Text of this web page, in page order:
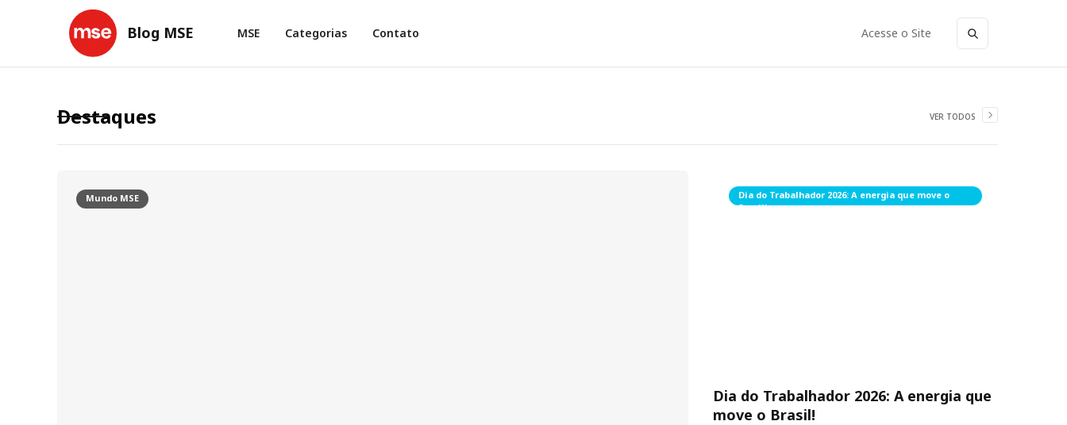
Blog MSE MSE Categorias Contato Acesse o Site
Destaques VER TODOS
Mundo MSE
Dia do Trabalhador 2026: A energia que move o
Brasil!
Dia do Trabalhador 2026: A energia que
move o Brasil!